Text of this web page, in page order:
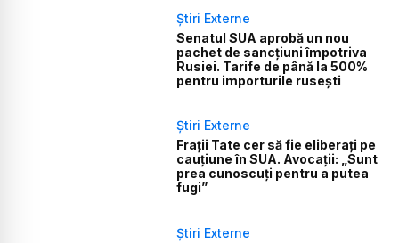
Știri Externe
Senatul SUA aprobă un nou
pachet de sancțiuni împotriva
Rusiei. Tarife de până la 500%
pentru importurile rusești
Știri Externe
Frații Tate cer să fie eliberați pe
cauțiune în SUA. Avocații: „Sunt
prea cunoscuți pentru a putea
fugi”
Știri Externe